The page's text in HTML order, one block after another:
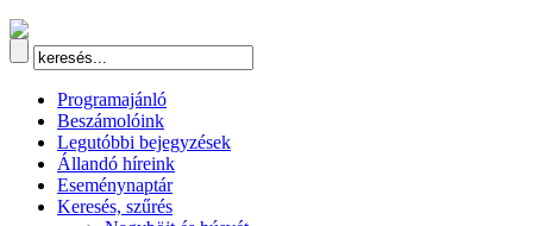
Programajánló
Beszámolóink
Legutóbbi bejegyzések
Állandó híreink
Eseménynaptár
Keresés, szűrés